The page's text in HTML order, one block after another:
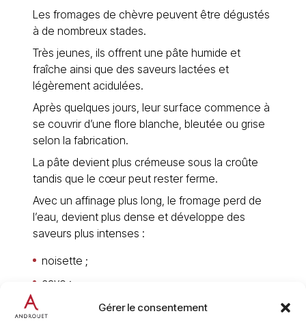
Gérer le consentement
Les fromages de chèvre peuvent être dégustés
à de nombreux stades.
Très jeunes, ils offrent une pâte humide et
fraîche ainsi que des saveurs lactées et
légèrement acidulées.
Après quelques jours, leur surface commence à
se couvrir d’une flore blanche, bleutée ou grise
selon la fabrication.
La pâte devient plus crémeuse sous la croûte
tandis que le cœur peut rester ferme.
Avec un affinage plus long, le fromage perd de
l’eau, devient plus dense et développe des
saveurs plus intenses :
noisette ;
cave ;
champignon ;